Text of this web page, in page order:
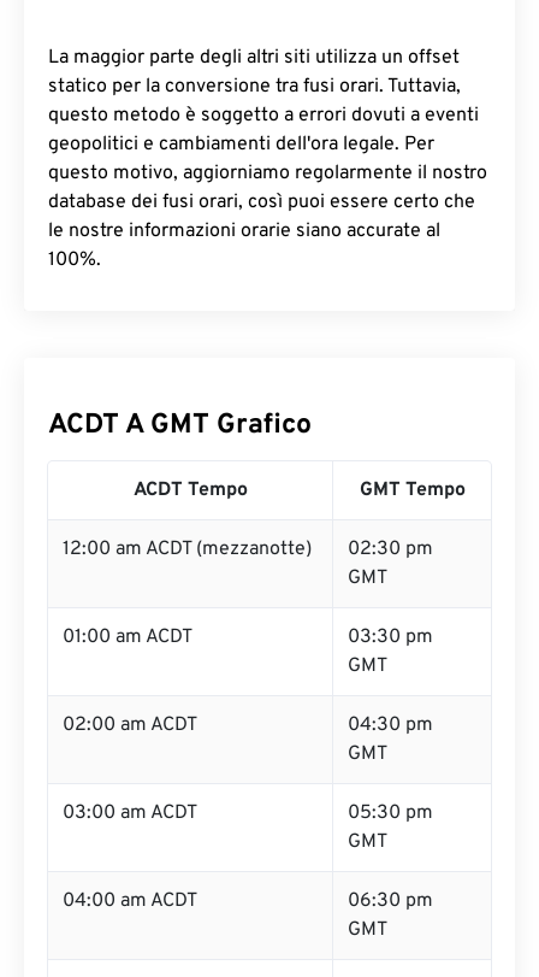
La maggior parte degli altri siti utilizza un offset
statico per la conversione tra fusi orari. Tuttavia,
questo metodo è soggetto a errori dovuti a eventi
geopolitici e cambiamenti dell'ora legale. Per
questo motivo, aggiorniamo regolarmente il nostro
database dei fusi orari, così puoi essere certo che
le nostre informazioni orarie siano accurate al
100%.
ACDT A GMT Grafico
ACDT Tempo GMT Tempo
12:00 am ACDT (mezzanotte)
02:30 pm
GMT
01:00 am ACDT
03:30 pm
GMT
02:00 am ACDT
04:30 pm
GMT
03:00 am ACDT
05:30 pm
GMT
04:00 am ACDT
06:30 pm
GMT